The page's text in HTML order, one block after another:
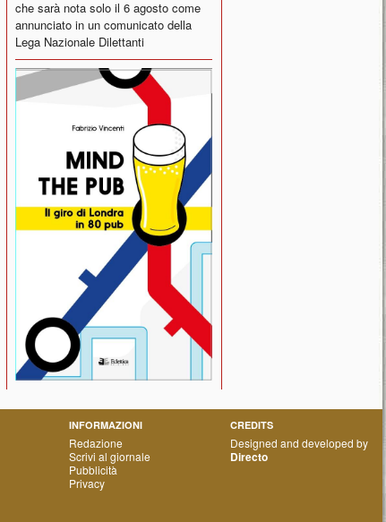
che sarà nota solo il 6 agosto come
annunciato in un comunicato della
Lega Nazionale Dilettanti
INFORMAZIONI
Redazione
Scrivi al giornale
Pubblicità
Privacy
CREDITS
Designed and developed by
Directo